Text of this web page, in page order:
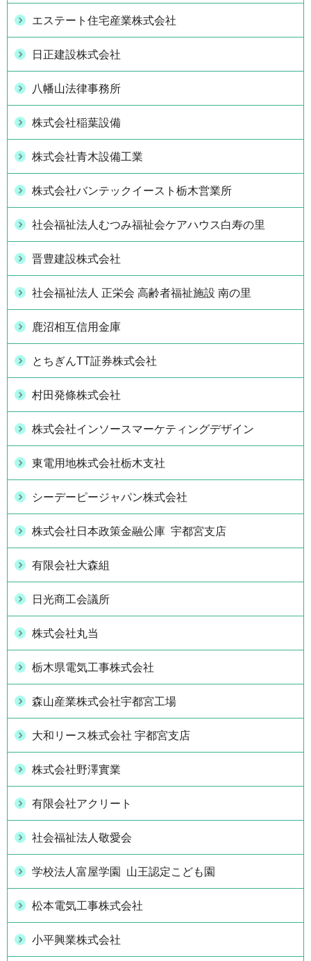
エステート住宅産業株式会社
日正建設株式会社
八幡山法律事務所
株式会社稲葉設備
株式会社青木設備工業
株式会社バンテックイースト栃木営業所
社会福祉法人むつみ福祉会ケアハウス白寿の里
晋豊建設株式会社
社会福祉法人 正栄会 高齢者福祉施設 南の里
鹿沼相互信用金庫
とちぎんTT証券株式会社
村田発條株式会社
株式会社インソースマーケティングデザイン
東電用地株式会社栃木支社
シーデーピージャパン株式会社
株式会社日本政策金融公庫 宇都宮支店
有限会社大森組
日光商工会議所
株式会社丸当
栃木県電気工事株式会社
森山産業株式会社宇都宮工場
大和リース株式会社 宇都宮支店
株式会社野澤實業
有限会社アクリート
社会福祉法人敬愛会
学校法人富屋学園 山王認定こども園
松本電気工事株式会社
小平興業株式会社